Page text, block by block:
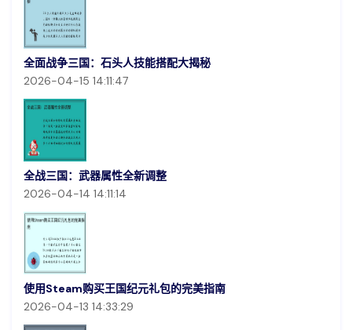
全面战争三国：石头人技能搭配大揭秘
2026-04-15 14:11:47
全战三国：武器属性全新调整
2026-04-14 14:11:14
使用Steam购买王国纪元礼包的完美指南
2026-04-13 14:33:29